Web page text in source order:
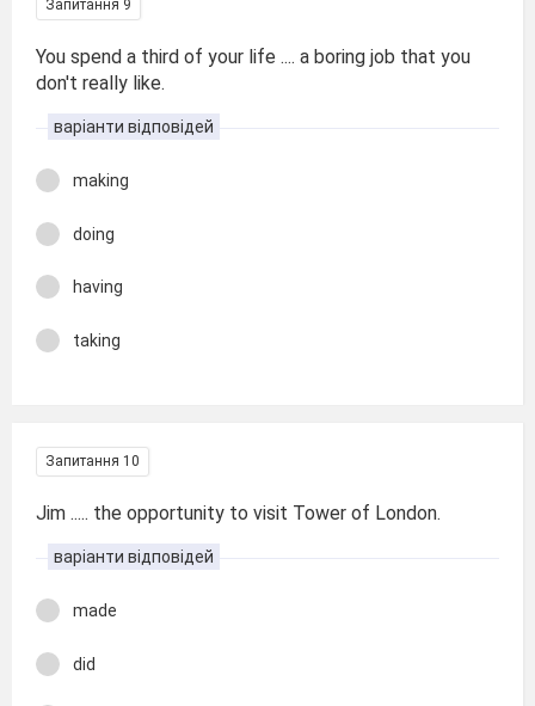
Запитання 9
You spend a third of your life .... a boring job that you
don't really like.
варіанти відповідей
making
doing
having
taking
Запитання 10
Jim ..... the opportunity to visit Tower of London.
варіанти відповідей
made
did